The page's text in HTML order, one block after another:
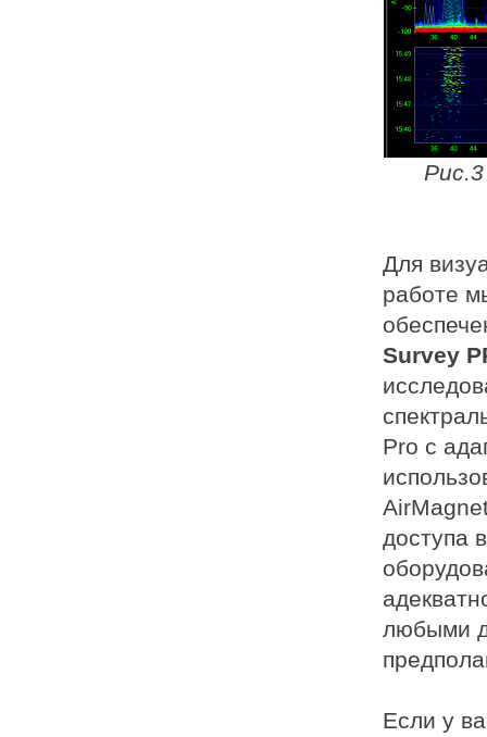
Для
работе
Survey
Pro с
доступа
любыми
Если у